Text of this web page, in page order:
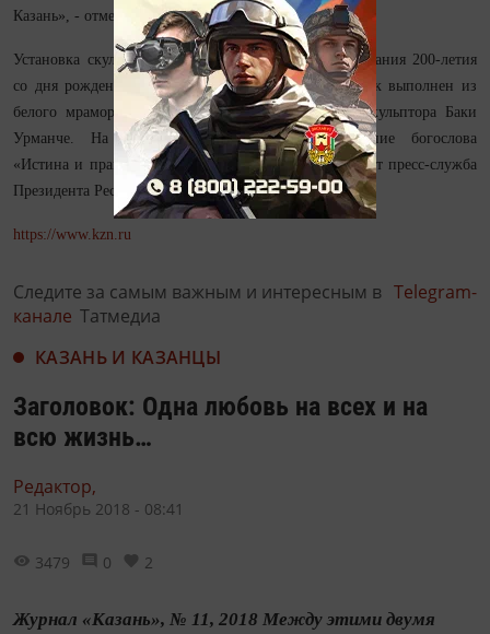
Казань», - отметил он.
Установка скульптуры состоялась в рамках празднования 200-летия
со дня рождения Шигабутдина Марджани. Памятник выполнен из
белого мрамора по проекту великого татарского скульптора Баки
Урманче. На плитах выгравировано высказывание богослова
«Истина и праведный путь превыше всего», сообщает пресс-служба
Президента Республики Татарстан.
https://www.kzn.ru
Следите за самым важным и интересным в Telegram-
канале Татмедиа
КАЗАНЬ И КАЗАНЦЫ
Заголовок: Одна любовь на всех и на
всю жизнь…
Редактор,
21 Ноябрь 2018 - 08:41
3479 0 2
Журнал «Казань», № 11, 2018 Между этими двумя